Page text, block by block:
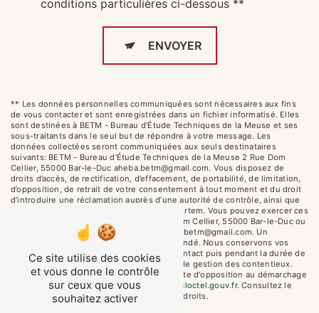
conditions particulières ci-dessous **
ENVOYER
** Les données personnelles communiquées sont nécessaires aux fins
de vous contacter et sont enregistrées dans un fichier informatisé. Elles
sont destinées à BETM - Bureau d'Étude Techniques de la Meuse et ses
sous-traitants dans le seul but de répondre à votre message. Les
données collectées seront communiquées aux seuls destinataires
suivants: BETM - Bureau d'Étude Techniques de la Meuse 2 Rue Dom
Cellier, 55000 Bar-le-Duc aheba.betm@gmail.com. Vous disposez de
droits d’accès, de rectification, d’effacement, de portabilité, de limitation,
d’opposition, de retrait de votre consentement à tout moment et du droit
d’introduire une réclamation auprès d’une autorité de contrôle, ainsi que
d’organiser le sort de vos données post-mortem. Vous pouvez exercer ces
droits par voie postale à l'adresse 2 Rue Dom Cellier, 55000 Bar-le-Duc ou
par courrier électronique à l'adresse aheba.betm@gmail.com. Un
justificatif d'identité pourra vous être demandé. Nous conservons vos
données pendant la période de prise de contact puis pendant la durée de
prescription légale aux fins probatoires et de gestion des contentieux.
Vous avez le droit de vous inscrire sur la liste d'opposition au démarchage
téléphonique, disponible à cette adresse:
Bloctel.gouv.fr. Consultez le
site cnil.fr pour plus d’informations sur vos droits.
Ce site utilise des cookies
et vous donne le contrôle
sur ceux que vous
souhaitez activer